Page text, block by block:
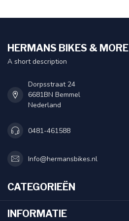
HERMANS BIKES & MORE
A short description
Dorpsstraat 24
6681BN Bemmel
Nederland
0481-461588
Info@hermansbikes.nl
CATEGORIEËN
INFORMATIE